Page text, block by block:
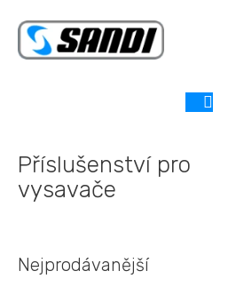
obsah
Příslušenství pro
vysavače
Nejprodávanější